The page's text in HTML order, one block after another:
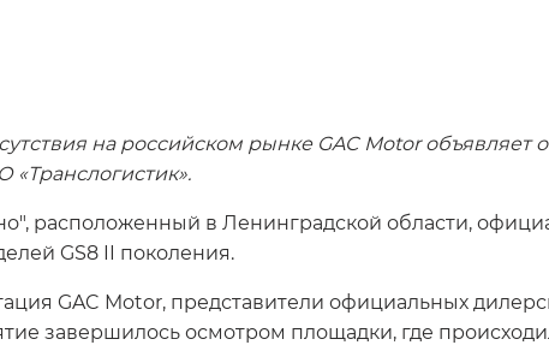
на российском рынке GAC Motor
расположенный в Ленинградской области,
GS8 II поколения.
GAC Motor, представители официальных
завершилось осмотром площадки, где